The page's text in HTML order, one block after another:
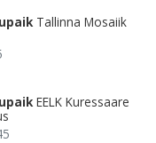
Tallinna Mosaiik
EELK Kuressaare